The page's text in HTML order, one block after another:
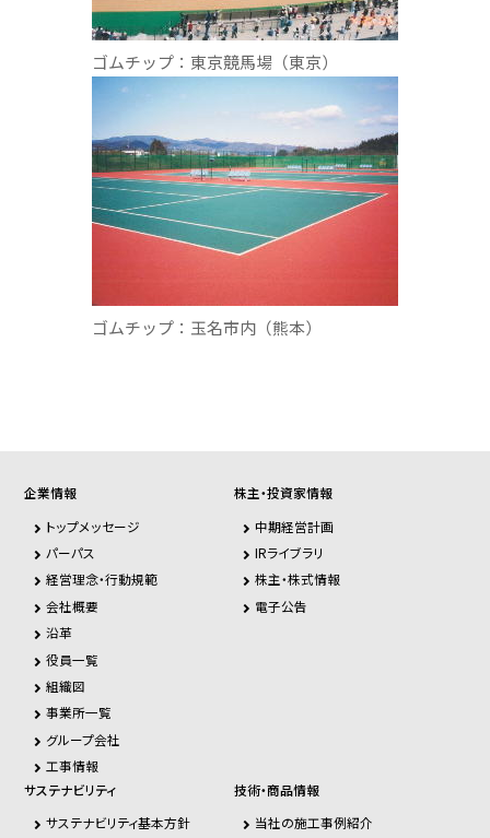
ゴムチップ：東京競馬場（東京）
ゴムチップ：玉名市内（熊本）
企業情報
トップメッセージ
パーパス
経営理念・行動規範
会社概要
沿革
役員一覧
組織図
事業所一覧
グループ会社
工事情報
株主・投資家情報
中期経営計画
IRライブラリ
株主・株式情報
電子公告
サステナビリティ
サステナビリティ基本方針
技術・商品情報
当社の施工事例紹介